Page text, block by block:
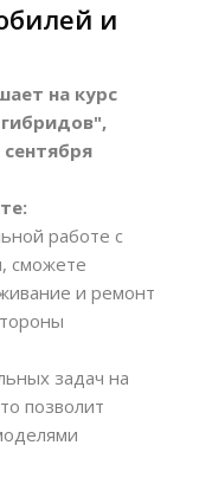
и
на курс
работе с
сможете
и ремонт
задач на
позволит